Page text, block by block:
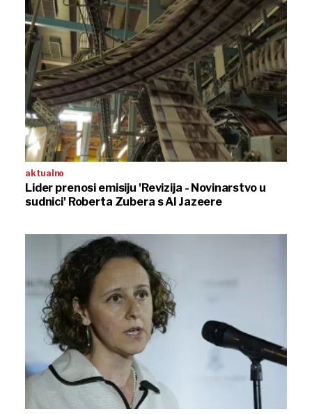
aktualno
Lider prenosi emisiju 'Revizija - Novinarstvo u
sudnici' Roberta Zubera s Al Jazeere